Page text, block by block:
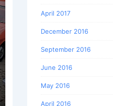
April 2017
December 2016
September 2016
June 2016
May 2016
April 2016